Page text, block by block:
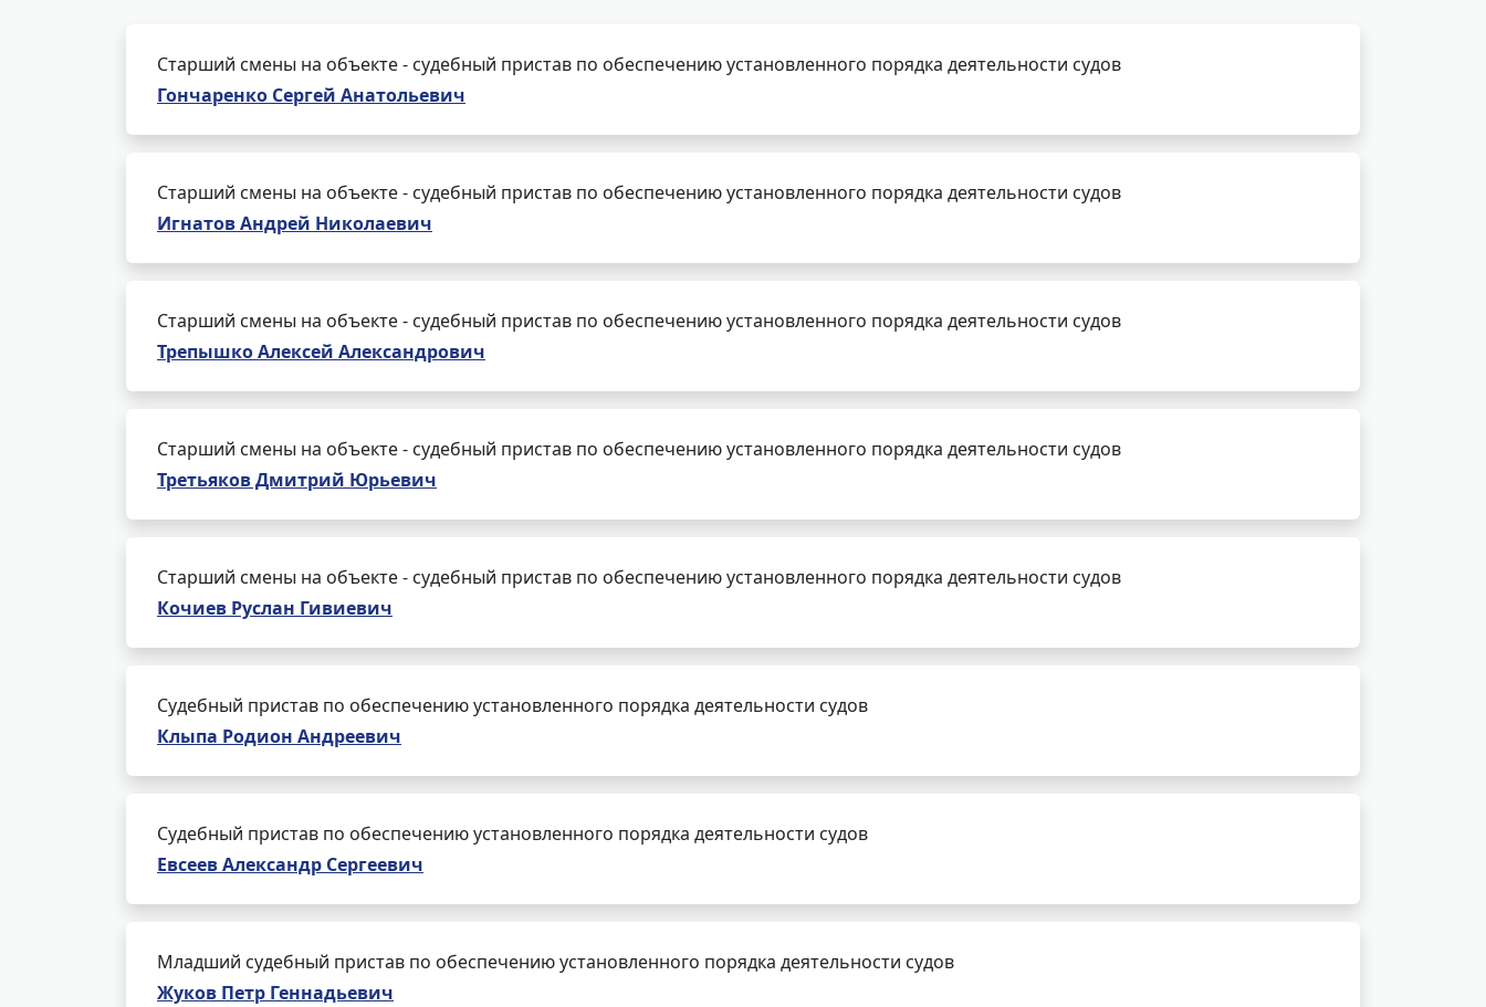
Старший смены на объекте - судебный пристав по обеспечению установленного порядка деятельности судов
Гончаренко Сергей Анатольевич
Старший смены на объекте - судебный пристав по обеспечению установленного порядка деятельности судов
Игнатов Андрей Николаевич
Старший смены на объекте - судебный пристав по обеспечению установленного порядка деятельности судов
Трепышко Алексей Александрович
Старший смены на объекте - судебный пристав по обеспечению установленного порядка деятельности судов
Третьяков Дмитрий Юрьевич
Старший смены на объекте - судебный пристав по обеспечению установленного порядка деятельности судов
Кочиев Руслан Гивиевич
Судебный пристав по обеспечению установленного порядка деятельности судов
Клыпа Родион Андреевич
Судебный пристав по обеспечению установленного порядка деятельности судов
Евсеев Александр Сергеевич
Младший судебный пристав по обеспечению установленного порядка деятельности судов
Жуков Петр Геннадьевич